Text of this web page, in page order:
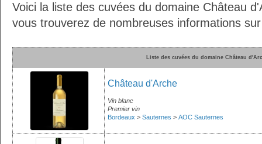
Voici la liste des cuvées du domaine Château
vous trouverez de nombreuses informations
Liste des cuvées du domaine Château
Château d'Arche
Vin blanc
Premier vin
Bordeaux > Sauternes > AOC Sauternes